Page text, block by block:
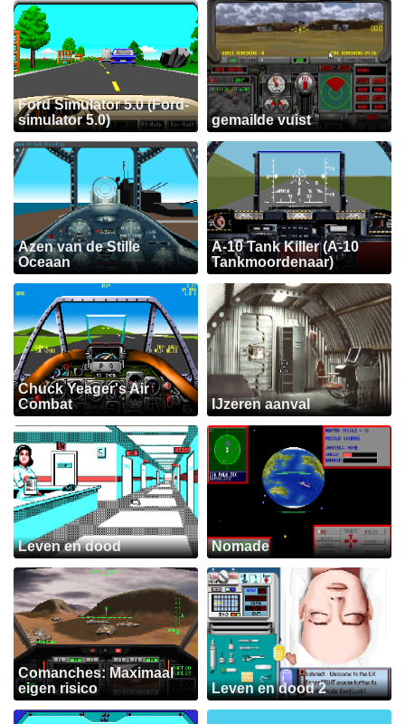
Ford Simulator 5.0 (Ford-
simulator 5.0)
gemailde vuist
Azen van de Stille
Oceaan
A-10 Tank Killer (A-10
Tankmoordenaar)
Chuck Yeager's Air
Combat
IJzeren aanval
Leven en dood Nomade
Comanches: Maximaal
eigen risico
Leven en dood 2